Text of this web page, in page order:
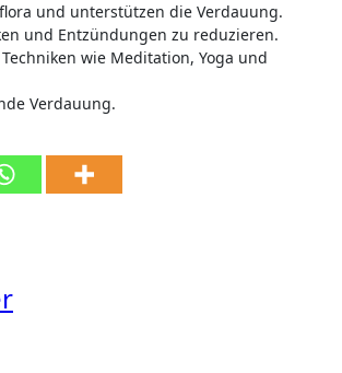
und unterstützen die Verdauung.
und Entzündungen zu reduzieren.
wie Meditation, Yoga und
Verdauung.